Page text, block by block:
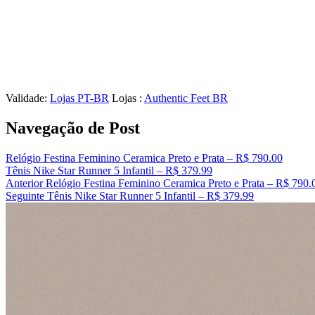
Validade: Lojas PT-BR Lojas : Authentic Feet BR
Navegação de Post
Relógio Festina Feminino Ceramica Preto e Prata – R$ 790.00
Tênis Nike Star Runner 5 Infantil – R$ 379.99
Anterior Relógio Festina Feminino Ceramica Preto e Prata – R$
Seguinte Tênis Nike Star Runner 5 Infantil – R$ 379.99